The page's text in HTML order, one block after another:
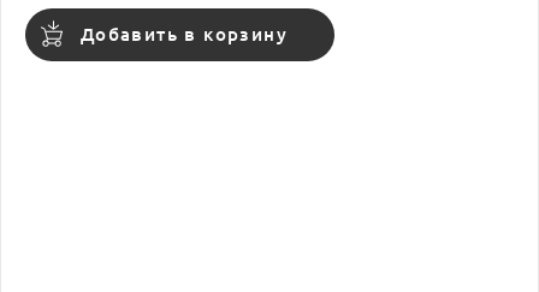
Добавить в корзину